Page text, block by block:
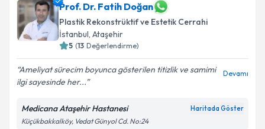
Prof. Dr. Fatih Doğan
Plastik Rekonstrüktif ve Estetik Cerrahi
İstanbul, Ataşehir
5 (13 Değerlendirme)
Ameliyat sürecim boyunca gösterilen titizlik ve samimi
ilgi sayesinde her...
Devamı
Medicana Ataşehir Hastanesi Haritada Göster
Küçükbakkalköy, Vedat Günyol Cd. No:24